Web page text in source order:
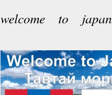
welcome to japan